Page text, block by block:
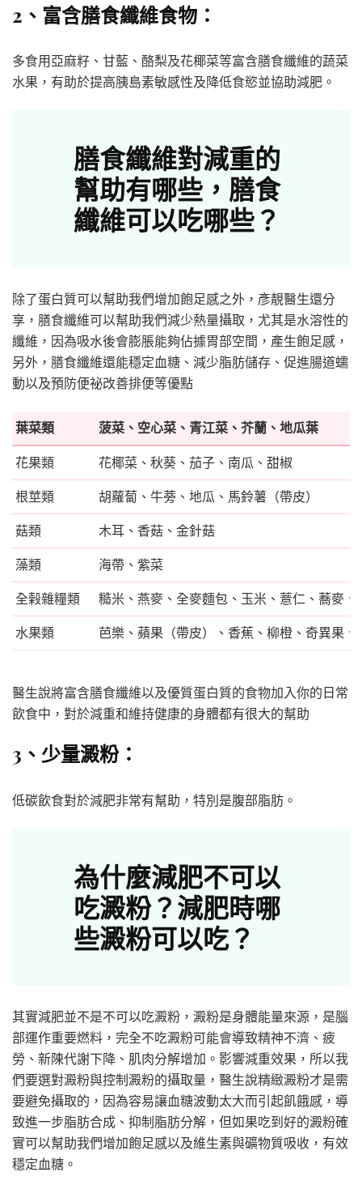
2、富含膳食纖維食物：
多食用亞麻籽、甘藍、酪梨及花椰菜等富含膳食纖維的蔬菜
水果，有助於提高胰島素敏感性及降低食慾並協助減肥。
膳食纖維對減重的
幫助有哪些，膳食
纖維可以吃哪些？
除了蛋白質可以幫助我們增加飽足感之外，彥靚醫生還分
享，膳食纖維可以幫助我們減少熱量攝取，尤其是水溶性的
纖維，因為吸水後會膨脹能夠佔據胃部空間，產生飽足感，
另外，膳食纖維還能穩定血糖、減少脂肪儲存、促進腸道蠕
動以及預防便祕改善排便等優點
葉菜類
菠菜、空心菜、青江菜、芥蘭、地瓜葉
花果類
花椰菜、秋葵、茄子、南瓜、甜椒
根莖類
胡蘿蔔、牛蒡、地瓜、馬鈴薯（帶皮）
菇類
木耳、香菇、金針菇
藻類
海帶、紫菜
全榖雜糧類
糙米、燕麥、全麥麵包、玉米、薏仁、蕎麥、
水果類
芭樂、蘋果（帶皮）、香蕉、柳橙、奇異果
醫生說將富含膳食纖維以及優質蛋白質的食物加入你的日常
飲食中，對於減重和維持健康的身體都有很大的幫助
3、少量澱粉：
低碳飲食對於減肥非常有幫助，特別是腹部脂肪。
為什麼減肥不可以
吃澱粉？減肥時哪
些澱粉可以吃？
其實減肥並不是不可以吃澱粉，澱粉是身體能量來源，是腦
部運作重要燃料，完全不吃澱粉可能會導致精神不濟、疲
勞、新陳代謝下降、肌肉分解增加。影響減重效果，所以我
們要選對澱粉與控制澱粉的攝取量，醫生說精緻澱粉才是需
要避免攝取的，因為容易讓血糖波動太大而引起飢餓感，導
致進一步脂肪合成、抑制脂肪分解，但如果吃到好的澱粉確
實可以幫助我們增加飽足感以及維生素與礦物質吸收，有效
穩定血糖。